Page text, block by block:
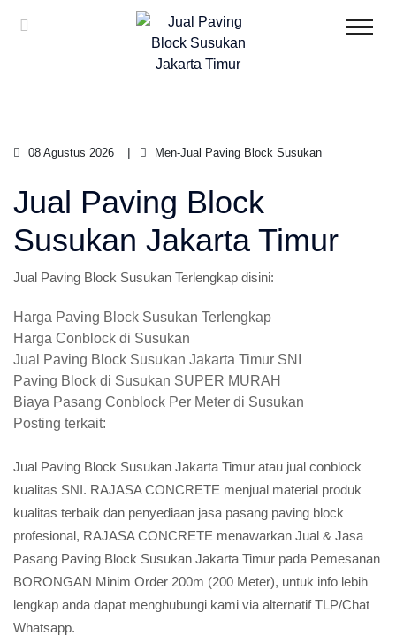
08 Agustus 2026 Men-Jual Paving Block Susukan
Jual Paving Block
Susukan Jakarta Timur
Jual Paving Block Susukan Terlengkap disini:
Harga Paving Block Susukan Terlengkap
Harga Conblock di Susukan
Jual Paving Block Susukan Jakarta Timur SNI
Paving Block di Susukan SUPER MURAH
Biaya Pasang Conblock Per Meter di Susukan
Posting terkait:
Jual Paving Block Susukan Jakarta Timur atau jual conblock
kualitas SNI. RAJASA CONCRETE menjual material produk
kualitas terbaik dan penyediaan jasa pasang paving block
profesional, RAJASA CONCRETE menawarkan Jual & Jasa
Pasang Paving Block Susukan Jakarta Timur pada Pemesanan
BORONGAN Minim Order 200m (200 Meter), untuk info lebih
lengkap anda dapat menghubungi kami via alternatif TLP/Chat
Whatsapp.